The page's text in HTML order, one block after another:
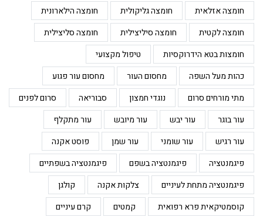
חומצה אזלאית
חומצה גליקולית
חומצה הילארונית
חומצה לקטית
חומצה סיליצילית
חומצה סליצילית
חומצות בטא הידרוקסיות
טיפול מקצועי
כהות מעל השפה
מחסום העור
מחסום עור פגוע
מתי מורחים סרום
נוגדי חמצון סבוריאה
סרום לפנים
עור בוגר
עור יבש עור מיובש
עור מתקלף
עור רגיש
עור שומני עור שמן
פוסט אקנה
פיגמנטציה
פיגמנטציה בשפם
פיגמנטציה בשפתיים
פיגמנטציה מתחת לעיניים
צלקות אקנה
קולגן
קוסמטיקאית פרא רפואית
קמטים
קרם עיניים